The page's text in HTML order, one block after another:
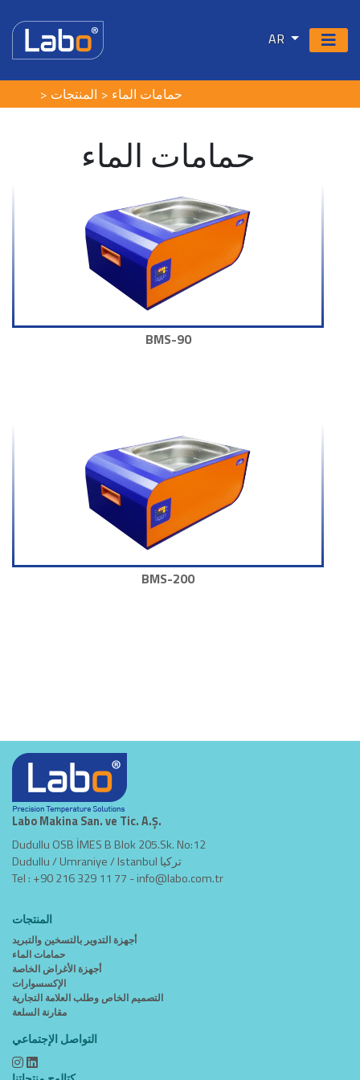
AR
المنتجات حمامات الماء
حمامات الماء
BMS-90
BMS-200
Labo Makina San. ve Tic. A.Ş.
Dudullu OSB İMES B Blok 205.Sk. No:12
Dudullu / Umraniye / Istanbul تركيا
Tel : +90 216 329 11 77 -info@labo.com.tr
المنتجات
أجهزة التدوير بالتسخين والتبريد
حمامات الماء
أجهزة الأغراض الخاصة
الإكسسوارات
التصميم الخاص وطلب العلامة التجارية
مقارنة السلعة
التواصل الإجتماعي